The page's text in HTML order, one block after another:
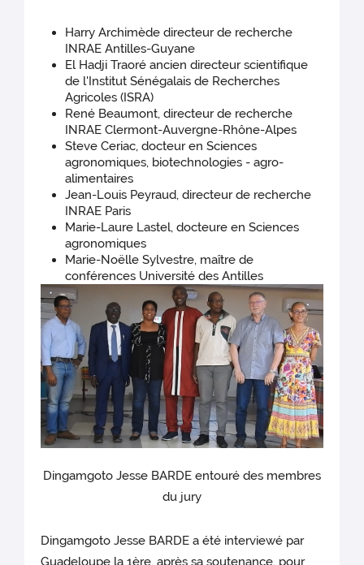
Harry Archimède directeur de recherche
INRAE Antilles-Guyane
El Hadji Traoré ancien directeur scientifique
de l'Institut Sénégalais de Recherches
Agricoles (ISRA)
René Beaumont, directeur de recherche
INRAE Clermont-Auvergne-Rhône-Alpes
Steve Ceriac, docteur en Sciences
agronomiques, biotechnologies - agro-
alimentaires
Jean-Louis Peyraud, directeur de recherche
INRAE Paris
Marie-Laure Lastel, docteure en Sciences
agronomiques
Marie-Noëlle Sylvestre, maître de
conférences Université des Antilles
Dingamgoto Jesse BARDE entouré des membres
du jury
Dingamgoto Jesse BARDE a été interviewé par
Guadeloupe la 1ère, après sa soutenance, pour